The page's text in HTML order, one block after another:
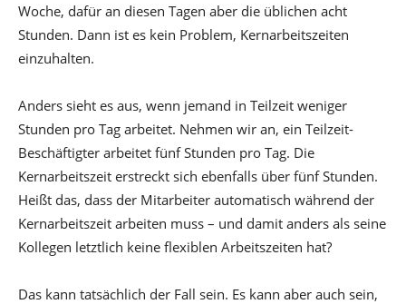
Woche, dafür an diesen Tagen aber die üblichen acht
Stunden. Dann ist es kein Problem, Kernarbeitszeiten
einzuhalten.
Anders sieht es aus, wenn jemand in Teilzeit weniger
Stunden pro Tag arbeitet. Nehmen wir an, ein Teilzeit-
Beschäftigter arbeitet fünf Stunden pro Tag. Die
Kernarbeitszeit erstreckt sich ebenfalls über fünf Stunden.
Heißt das, dass der Mitarbeiter automatisch während der
Kernarbeitszeit arbeiten muss – und damit anders als seine
Kollegen letztlich keine flexiblen Arbeitszeiten hat?
Das kann tatsächlich der Fall sein. Es kann aber auch sein,